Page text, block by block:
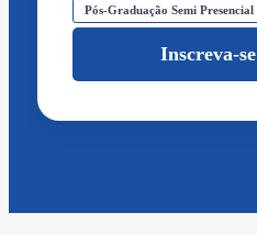
Pós-Graduação Semi Presencial
Inscreva-se